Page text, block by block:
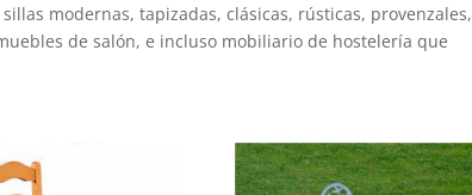
modernas, tapizadas, clásicas, rústicas, provenzales,
de salón, e incluso mobiliario de hostelería que